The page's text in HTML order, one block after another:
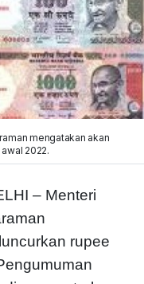
mengatakan akan
2022.
– Menteri
rupee